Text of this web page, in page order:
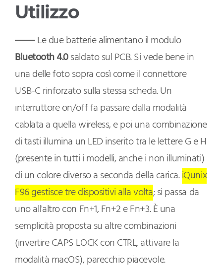
Utilizzo
Le due batterie alimentano il modulo
Bluetooth 4.0saldato sul PCB. Si vede bene in
una delle foto sopra così come il connettore
USB-C rinforzato sulla stessa scheda. Un
interruttore on/off fa passare dalla modalità
cablata a quella wireless, e poi una combinazione
di tasti illumina un LED inserito tra le lettere G e H
(presente in tutti i modelli, anche i non illuminati)
di un colore diverso a seconda della carica.iQunix
F96 gestisce tre dispositivi alla volta; si passa da
uno all'altro con Fn+1, Fn+2 e Fn+3. È una
semplicità proposta su altre combinazioni
(invertire CAPS LOCK con CTRL, attivare la
modalità macOS), parecchio piacevole.